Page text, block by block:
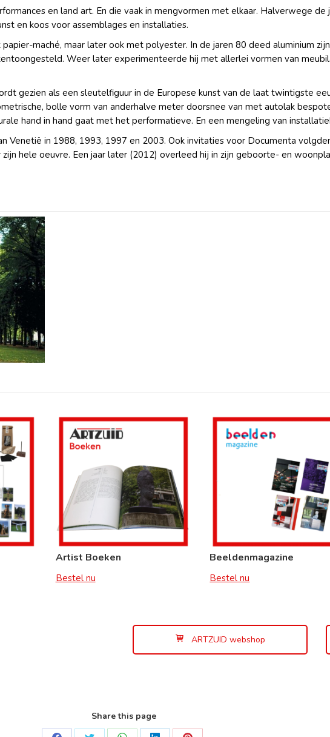
en land art. En die vaak in mengvormen met elkaar. Halverwege
en koos voor assemblages en installaties.
maché, maar later ook met polyester. In de jaren 80 deed aluminium
Weer later experimenteerde hij met allerlei vormen van
gezien als een sleutelfiguur in de Europese kunst van de laat twintigste
bolle vorm van anderhalve meter doorsnee van met autolak
hand in hand gaat met het performatieve. En een mengeling van
Venetië in 1988, 1993, 1997 en 2003. Ook invitaties voor Documenta
hele oeuvre. Een jaar later (2012) overleed hij in zijn geboorte- en
Artist Boeken
Bestel nu
Beeldenmagazine
Bestel nu
ARTZUID webshop
Share this page